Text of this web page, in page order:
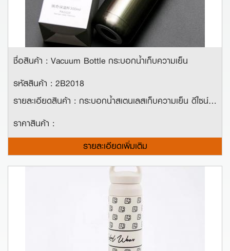
ชื่อสินค้า : Vacuum Bottle กระบอกน้ำเก็บความเย็น
รหัสสินค้า : 2B2018
รายละเอียดสินค้า : กระบอกน้ำสเตนเลสเก็บความเย็น ดีไซน์ล้ำสมัย มีซิลิโคนบนฝาขวด เพิ่มความสะดวกในการถือ จับ และพกพา พร้อมจุกสไลด์ล็อค ให้คุณล็อคอุณหภูมิ และดื่มได้สะดวกยิ่งขึ้น ขนาดความจุ 300ml.
ราคาสินค้า :
รายละเอียดเพิ่มเติม